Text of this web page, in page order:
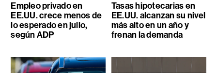
Empleo privado en
EE.UU. crece menos de
lo esperado en julio,
según ADP
Tasas hipotecarias en
EE.UU. alcanzan su nivel
más alto en un año y
frenan la demanda